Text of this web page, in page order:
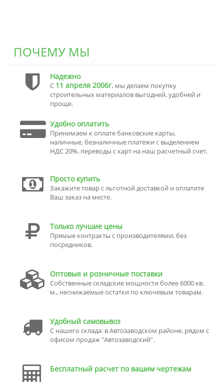
ПОЧЕМУ МЫ
Надежно
С 11 апреля 2006г. мы делаем покупку
строительных материалов выгодней, удобней и
проще.
Удобно оплатить
Принимаем к оплате банковские карты,
наличные, безналичные платежи с выделением
НДС 20%, переводы с карт на наш расчетный счет.
Просто купить
Закажите товар с льготной доставкой и оплатите
Ваш заказ на месте.
Только лучшие цены
Прямые контракты с производителями, без
посредников.
Оптовые и розничные поставки
Собственные складские мощности более 6000 кв.
м., неснижаемые остатки по ключевым товарам.
Удобный самовывоз
С нашего склада: в Автозаводском районе, рядом с
офисом продаж "Автозаводский".
Бесплатный расчет по вашим чертежам